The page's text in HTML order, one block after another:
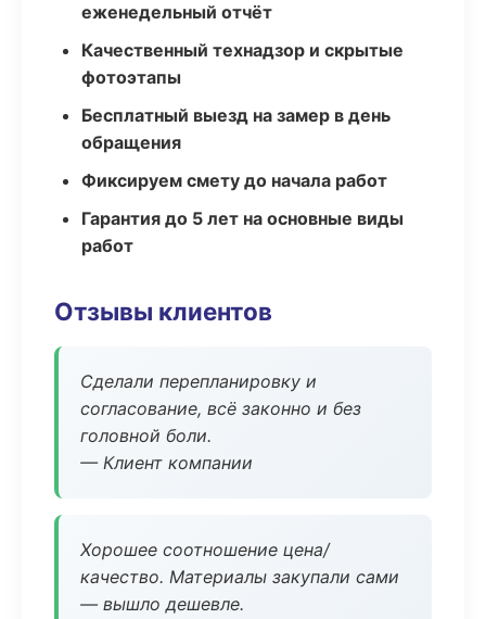
еженедельный отчёт
Качественный технадзор и скрытые
фотоэтапы
Бесплатный выезд на замер в день
обращения
Фиксируем смету до начала работ
Гарантия до 5 лет на основные виды
работ
Отзывы клиентов
Сделали перепланировку и
согласование, всё законно и без
головной боли.
— Клиент компании
Хорошее соотношение цена/
качество. Материалы закупали сами
— вышло дешевле.